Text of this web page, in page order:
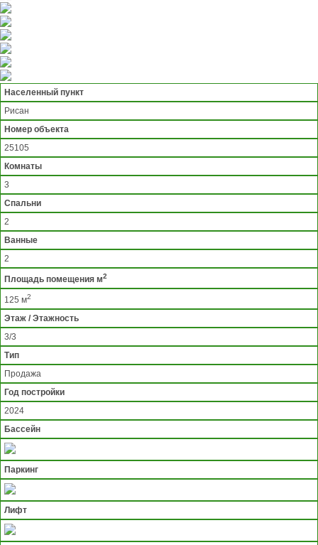
Населенный пункт
Рисан
Номер объекта
25105
Комнаты
3
Спальни
2
Ванные
2
Площадь помещения м2
125 м2
Этаж / Этажность
3/3
Тип
Продажа
Год постройки
2024
Бассейн
Паркинг
Лифт